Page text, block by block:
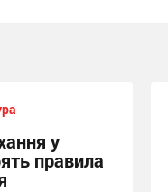
у
правила